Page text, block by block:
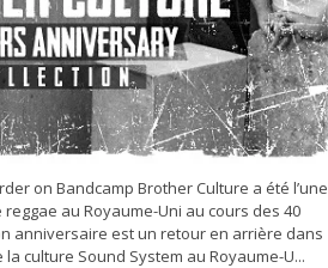
on Bandcamp Brother Culture a été l’une
au Royaume-Uni au cours des 40
anniversaire est un retour en arrière dans
culture Sound System au Royaume-U...